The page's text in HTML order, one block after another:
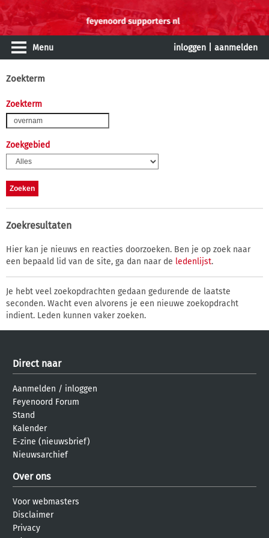
Menu inloggen aanmelden
Zoekterm
Zoekterm
Zoekgebied
Zoekresultaten
Hier kan je nieuws en reacties doorzoeken. Ben je op zoek naar
een bepaald lid van de site, ga dan naar de ledenlijst.
Je hebt veel zoekopdrachten gedaan gedurende de laatste
seconden. Wacht even alvorens je een nieuwe zoekopdracht
indient. Leden kunnen vaker zoeken.
Direct naar
Aanmelden / inloggen
Feyenoord Forum
Stand
Kalender
E-zine (nieuwsbrief)
Nieuwsarchief
Over ons
Voor webmasters
Disclaimer
Privacy